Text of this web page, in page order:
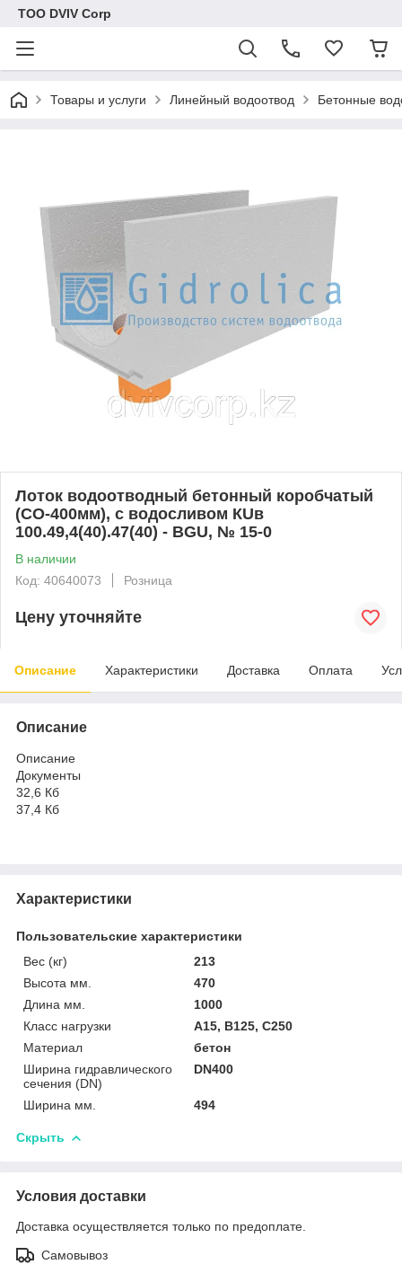
ТОО DVIV Corp
Товары и услуги Линейный водоотвод Бетонные
Лоток водоотводный бетонный коробчатый
(СО-400мм), с водосливом КUв
100.49,4(40).47(40) - BGU, № 15-0
В наличии
Код: 40640073
Розница
Цену уточняйте
Описание Характеристики Доставка Оплата
Описание
Описание
Документы
32,6 Кб
37,4 Кб
Характеристики
Пользовательские характеристики
Вес (кг)
213
Высота мм.
470
Длина мм.
1000
Класс нагрузки
A15, B125, C250
Материал
бетон
Ширина гидравлического
сечения (DN)
DN400
Ширина мм. 494
Скрыть
Условия доставки
Доставка осуществляется только по предоплате.
Самовывоз